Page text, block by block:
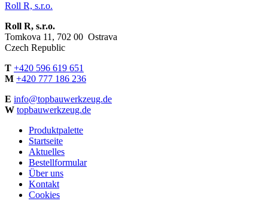
Roll R, s.r.o.
Roll R, s.r.o.
Tomkova 11, 702 00 Ostrava
Czech Republic
T +420 596 619 651
M +420 777 186 236
E info@topbauwerkzeug.de
W topbauwerkzeug.de
Produktpalette
Startseite
Aktuelles
Bestellformular
Über uns
Kontakt
Cookies